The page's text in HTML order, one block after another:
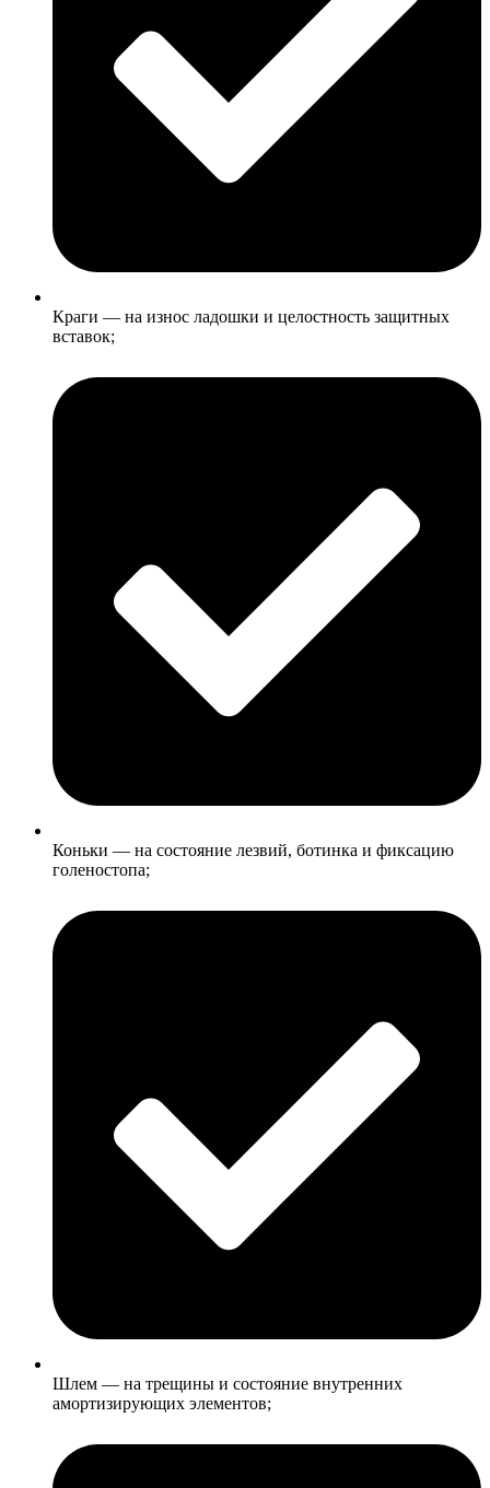
Краги — на износ ладошки и целостность защитных
вставок;
Коньки — на состояние лезвий, ботинка и фиксацию
голеностопа;
Шлем — на трещины и состояние внутренних
амортизирующих элементов;